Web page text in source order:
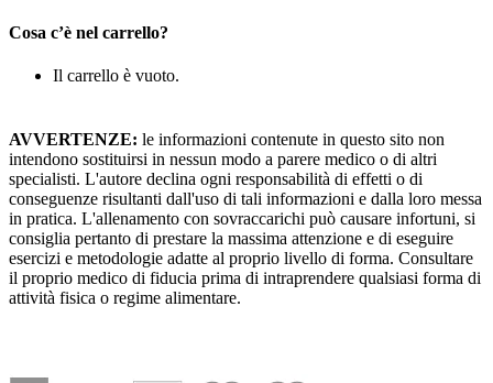
Cosa c’è nel carrello?
Il carrello è vuoto.
AVVERTENZE: le informazioni contenute in questo sito non
intendono sostituirsi in nessun modo a parere medico o di altri
specialisti. L'autore declina ogni responsabilità di effetti o di
conseguenze risultanti dall'uso di tali informazioni e dalla loro messa
in pratica. L'allenamento con sovraccarichi può causare infortuni, si
consiglia pertanto di prestare la massima attenzione e di eseguire
esercizi e metodologie adatte al proprio livello di forma. Consultare
il proprio medico di fiducia prima di intraprendere qualsiasi forma di
attività fisica o regime alimentare.